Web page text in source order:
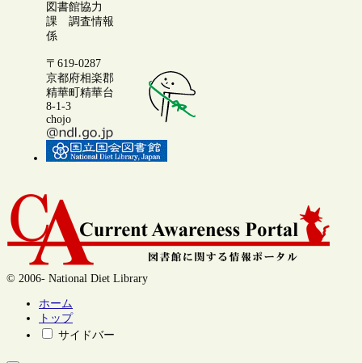
図書館協力
課 調査情報
係
〒619-0287
京都府相楽郡
精華町精華台
8-1-3
chojo
© 2006- National Diet Library
ホーム
トップ
サイドバー